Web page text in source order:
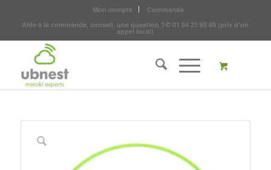
Mon compte
Commande
Aide à la commande, conseil, une question ?✆ 01 84 21 85 89 (prix d'un
appel local)